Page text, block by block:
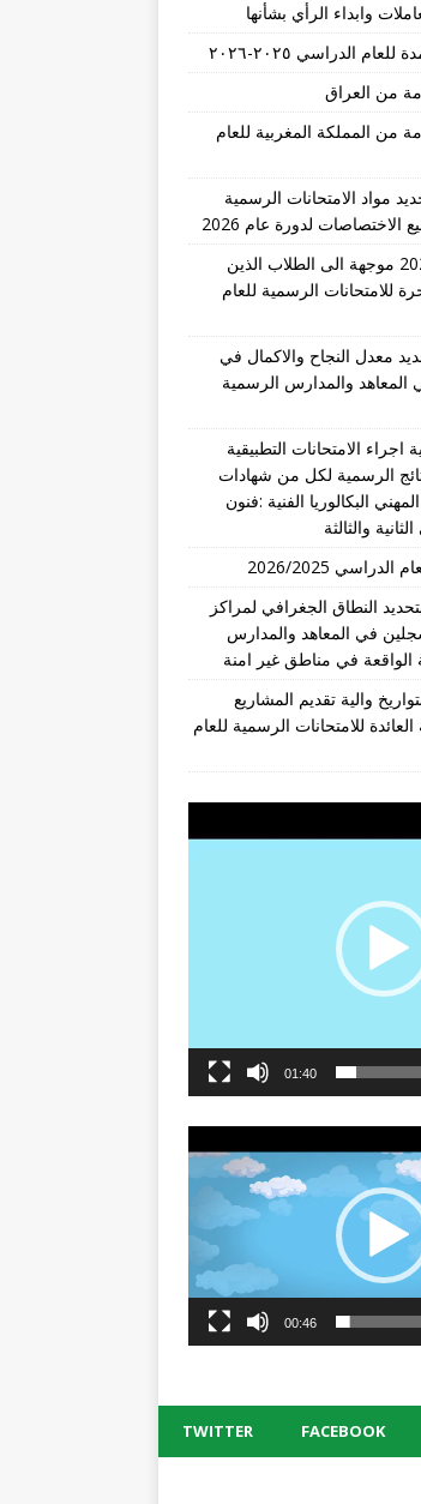
وابداء الرأي بشأنها
الدراسي ٢٠٢٥-٢٠٢٦
من العراق
من المملكة المغربية للعام
رقم 2026/299 تحديد مواد الامتحانات الرسمية
لدورة عام 2026
مذكرة ادارية رقم 2026/1 موجهة الى الطلاب الذين
للامتحانات الرسمية للعام
رقم 2026/19 تحديد معدل النجاح والاكمال في
المعاهد والمدارس الرسمية
رقم 2026/222 الية اجراء الامتحانات التطبيقية
الرسمية لكل من شهادات
البكالوريا الفنية :فنون
والثالثة
17 يتعلق بتحديد النطاق الجغرافي لمراكز
في المعاهد والمدارس
الواقعة في مناطق غير امنة
16 يتعلق بتواريخ والية تقديم المشاريع
للامتحانات الرسمية للعام
01:40
00:46
FACEBOOK
TWITTER